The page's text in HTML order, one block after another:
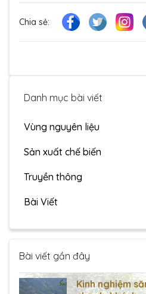
Chia sẻ:
Danh mục bài viết
Vùng nguyên liệu
Sản xuất chế biến
Truyền thông
Bài Viết
Bài viết gần đây
Kinh nghiệm